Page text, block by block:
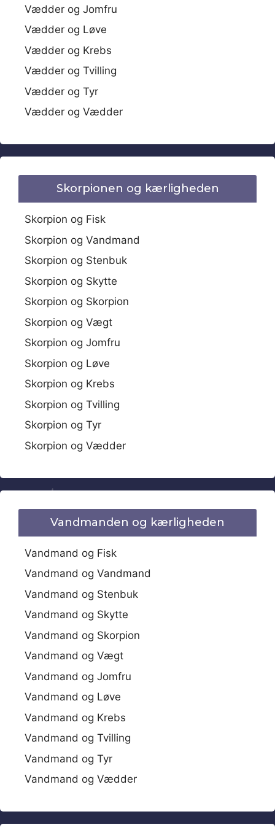
Vædder og Jomfru
Vædder og Løve
Vædder og Krebs
Vædder og Tvilling
Vædder og Tyr
Vædder og Vædder
Skorpionen og kærligheden
Skorpion og Fisk
Skorpion og Vandmand
Skorpion og Stenbuk
Skorpion og Skytte
Skorpion og Skorpion
Skorpion og Vægt
Skorpion og Jomfru
Skorpion og Løve
Skorpion og Krebs
Skorpion og Tvilling
Skorpion og Tyr
Skorpion og Vædder
Vandmanden og kærligheden
Vandmand og Fisk
Vandmand og Vandmand
Vandmand og Stenbuk
Vandmand og Skytte
Vandmand og Skorpion
Vandmand og Vægt
Vandmand og Jomfru
Vandmand og Løve
Vandmand og Krebs
Vandmand og Tvilling
Vandmand og Tyr
Vandmand og Vædder